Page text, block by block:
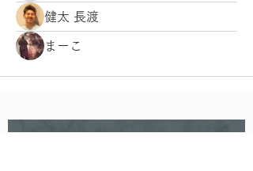
健太 長渡
まーこ